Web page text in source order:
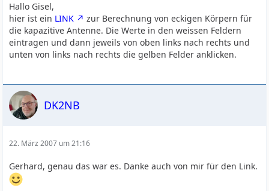
Hallo Gisel,
hier ist ein LINK
zur Berechnung von eckigen Körpern für
die kapazitive Antenne. Die Werte in den weissen Feldern
eintragen und dann jeweils von oben links nach rechts und
unten von links nach rechts die gelben Felder anklicken.
DK2NB
22. März 2007 um 21:16
Gerhard, genau das war es. Danke auch von mir für den Link.